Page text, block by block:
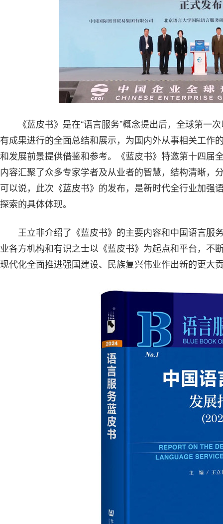
《蓝皮书》是在“语言服务”概念提出后，全球第一
有成果进行的全面总结和展示，为国内外从事相关工作
和发展前景提供借鉴和参考。《蓝皮书》特邀第十四届
内容汇聚了众多专家学者及从业者的智慧，结构清晰，
可以说，此次《蓝皮书》的发布，是新时代全行业加强
探索的具体体现。
王立非介绍了《蓝皮书》的主要内容和中国语言服
业各方机构和有识之士以《蓝皮书》为起点和平台，不
现代化全面推进强国建设、民族复兴伟业作出新的更大